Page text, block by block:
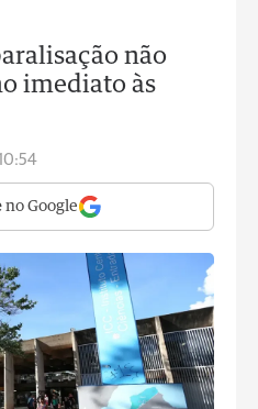
não
imediato às
no Google